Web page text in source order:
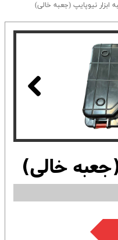
ابزار نیوپایپ (جعبه خالی)
(جعبه خالی)